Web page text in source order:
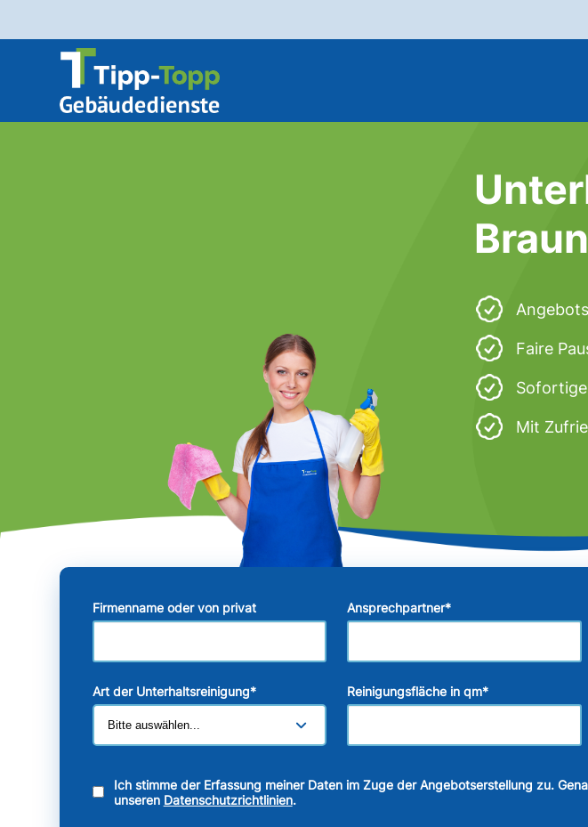
Faire
Mit
Firmenname oder von privat Ansprechpartner*
Art der Unterhaltsreinigung* Reinigungsfläche in qm*
Ich stimme der Erfassung meiner Daten im Zuge der Angebotserstellung zu.
unseren Datenschutzrichtlinien.